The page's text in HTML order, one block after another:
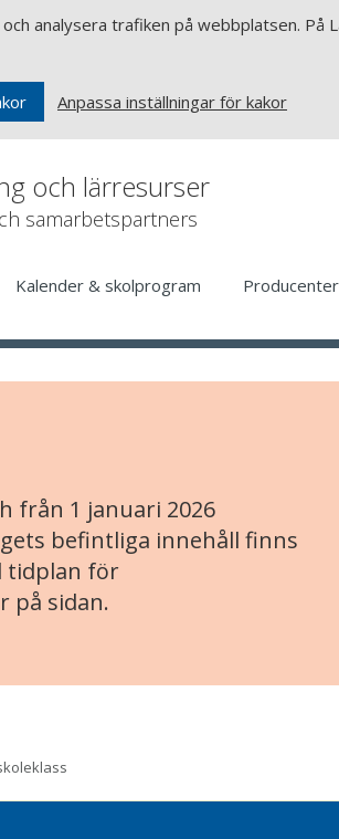
analysera trafiken på webbplatsen. På
Anpassa inställningar för kakor
och lärresurser
samarbetspartners
Kalender & skolprogram Producenter
från 1 januari 2026
befintliga innehåll finns
tidplan för
på sidan.